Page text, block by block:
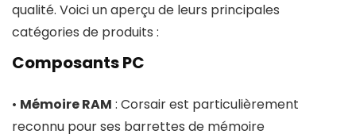
qualité. Voici un aperçu de leurs principales
catégories de produits :
Composants PC
• Mémoire RAM : Corsair est particulièrement
reconnu pour ses barrettes de mémoire